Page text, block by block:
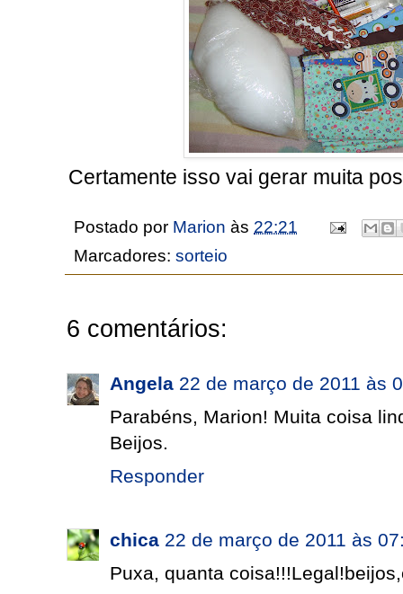
Certamente isso vai gerar muita
Postado por Marion às 22:21
Marcadores: sorteio
6 comentários:
Angela 22 de março de 2011 às
Parabéns, Marion! Muita coisa
Beijos.
Responder
chica 22 de março de 2011 às
Puxa, quanta